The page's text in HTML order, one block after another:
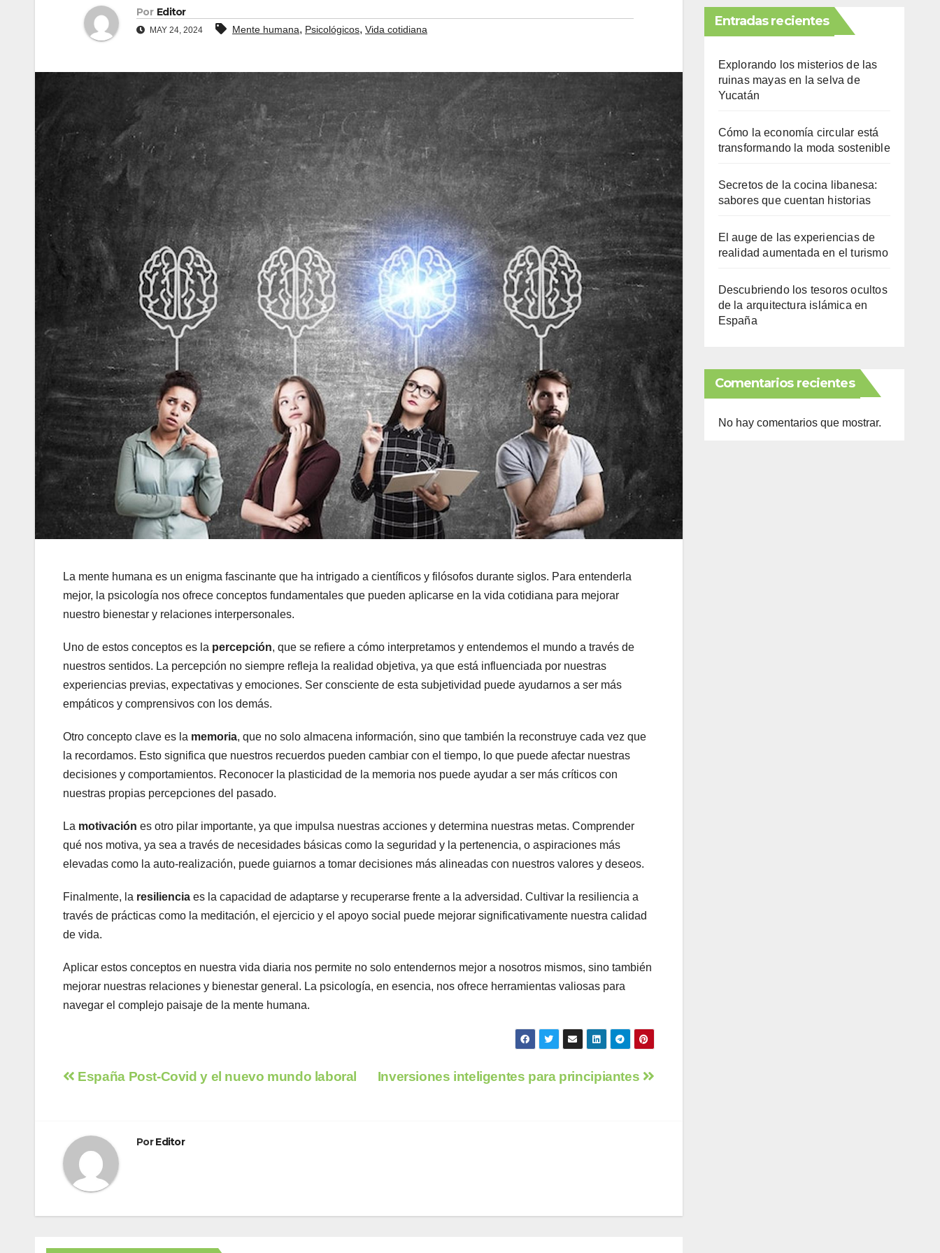
Por Editor
MAY 24, 2024 Mente humana, Psicológicos, Vida cotidiana
La mente humana es un enigma fascinante que ha intrigado a científicos y filósofos durante siglos. Para entenderla
mejor, la psicología nos ofrece conceptos fundamentales que pueden aplicarse en la vida cotidiana para mejorar
nuestro bienestar y relaciones interpersonales.
Uno de estos conceptos es la percepción, que se refiere a cómo interpretamos y entendemos el mundo a través de
nuestros sentidos. La percepción no siempre refleja la realidad objetiva, ya que está influenciada por nuestras
experiencias previas, expectativas y emociones. Ser consciente de esta subjetividad puede ayudarnos a ser más
empáticos y comprensivos con los demás.
Otro concepto clave es la memoria, que no solo almacena información, sino que también la reconstruye cada vez que
la recordamos. Esto significa que nuestros recuerdos pueden cambiar con el tiempo, lo que puede afectar nuestras
decisiones y comportamientos. Reconocer la plasticidad de la memoria nos puede ayudar a ser más críticos con
nuestras propias percepciones del pasado.
La motivación es otro pilar importante, ya que impulsa nuestras acciones y determina nuestras metas. Comprender
qué nos motiva, ya sea a través de necesidades básicas como la seguridad y la pertenencia, o aspiraciones más
elevadas como la auto-realización, puede guiarnos a tomar decisiones más alineadas con nuestros valores y deseos.
Finalmente, la resiliencia es la capacidad de adaptarse y recuperarse frente a la adversidad. Cultivar la resiliencia a
través de prácticas como la meditación, el ejercicio y el apoyo social puede mejorar significativamente nuestra calidad
de vida.
Aplicar estos conceptos en nuestra vida diaria nos permite no solo entendernos mejor a nosotros mismos, sino también
mejorar nuestras relaciones y bienestar general. La psicología, en esencia, nos ofrece herramientas valiosas para
navegar el complejo paisaje de la mente humana.
Navegación
entradas
Inversiones inteligentes para principiantes
España Post-Covid y el nuevo mundo laboral
PorEditor
Entradas recientes
Explorando los misterios de las
ruinas mayas en la selva de
Yucatán
Cómo la economía circular está
transformando la moda sostenible
Secretos de la cocina libanesa:
sabores que cuentan historias
El auge de las experiencias de
realidad aumentada en el turismo
Descubriendo los tesoros ocultos
de la arquitectura islámica en
España
Comentarios recientes
No hay comentarios que mostrar.